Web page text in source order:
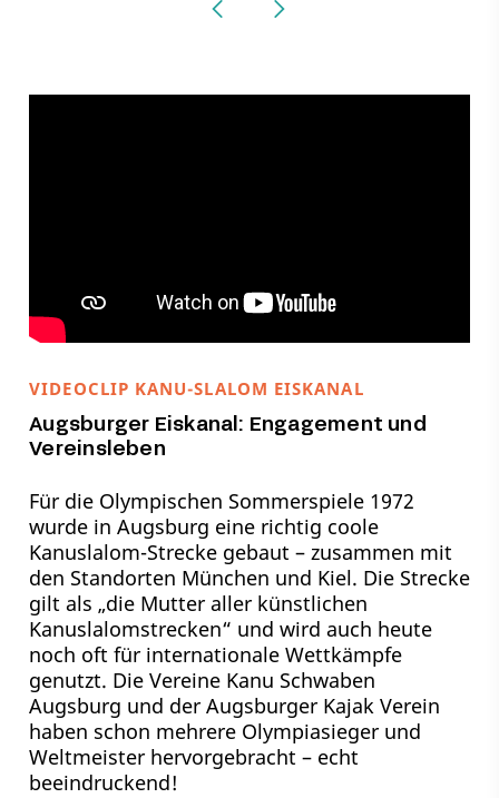
VIDEOCLIP KANU-SLALOM EISKANAL
Augsburger Eiskanal: Engagement und
Vereinsleben
Für die Olympischen Sommerspiele 1972
wurde in Augsburg eine richtig coole
Kanuslalom-Strecke gebaut – zusammen mit
den Standorten München und Kiel. Die Strecke
gilt als „die Mutter aller künstlichen
Kanuslalomstrecken“ und wird auch heute
noch oft für internationale Wettkämpfe
genutzt. Die Vereine Kanu Schwaben
Augsburg und der Augsburger Kajak Verein
haben schon mehrere Olympiasieger und
Weltmeister hervorgebracht – echt
beeindruckend!